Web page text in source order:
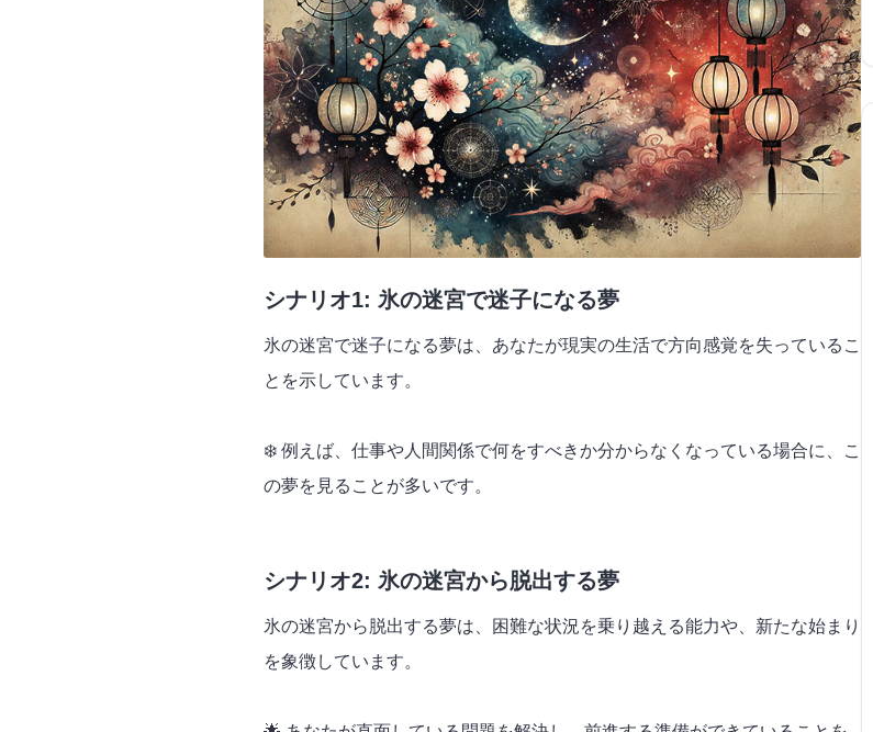
シナリオ1: 氷の迷宮で迷子になる夢
氷の迷宮で迷子になる夢は、あなたが現実の生活で方向感覚を失っているこ
とを示しています。
❄️ 例えば、仕事や人間関係で何をすべきか分からなくなっている場合に、こ
の夢を見ることが多いです。
シナリオ2: 氷の迷宮から脱出する夢
氷の迷宮から脱出する夢は、困難な状況を乗り越える能力や、新たな始まり
を象徴しています。